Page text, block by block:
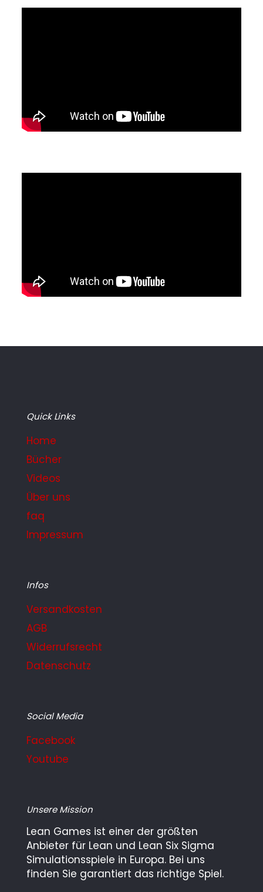
Quick Links
Home
Bücher
Videos
Über uns
faq
Impressum
Infos
Versandkosten
AGB
Widerrufsrecht
Datenschutz
Social Media
Facebook
Youtube
Unsere Mission
Lean Games ist einer der größten
Anbieter für Lean und Lean Six Sigma
Simulationsspiele in Europa. Bei uns
finden Sie garantiert das richtige Spiel.